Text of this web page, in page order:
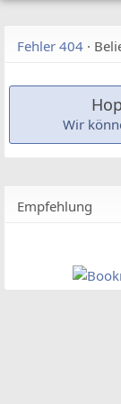
Fehler 404 ·
Wir
Empfehlung